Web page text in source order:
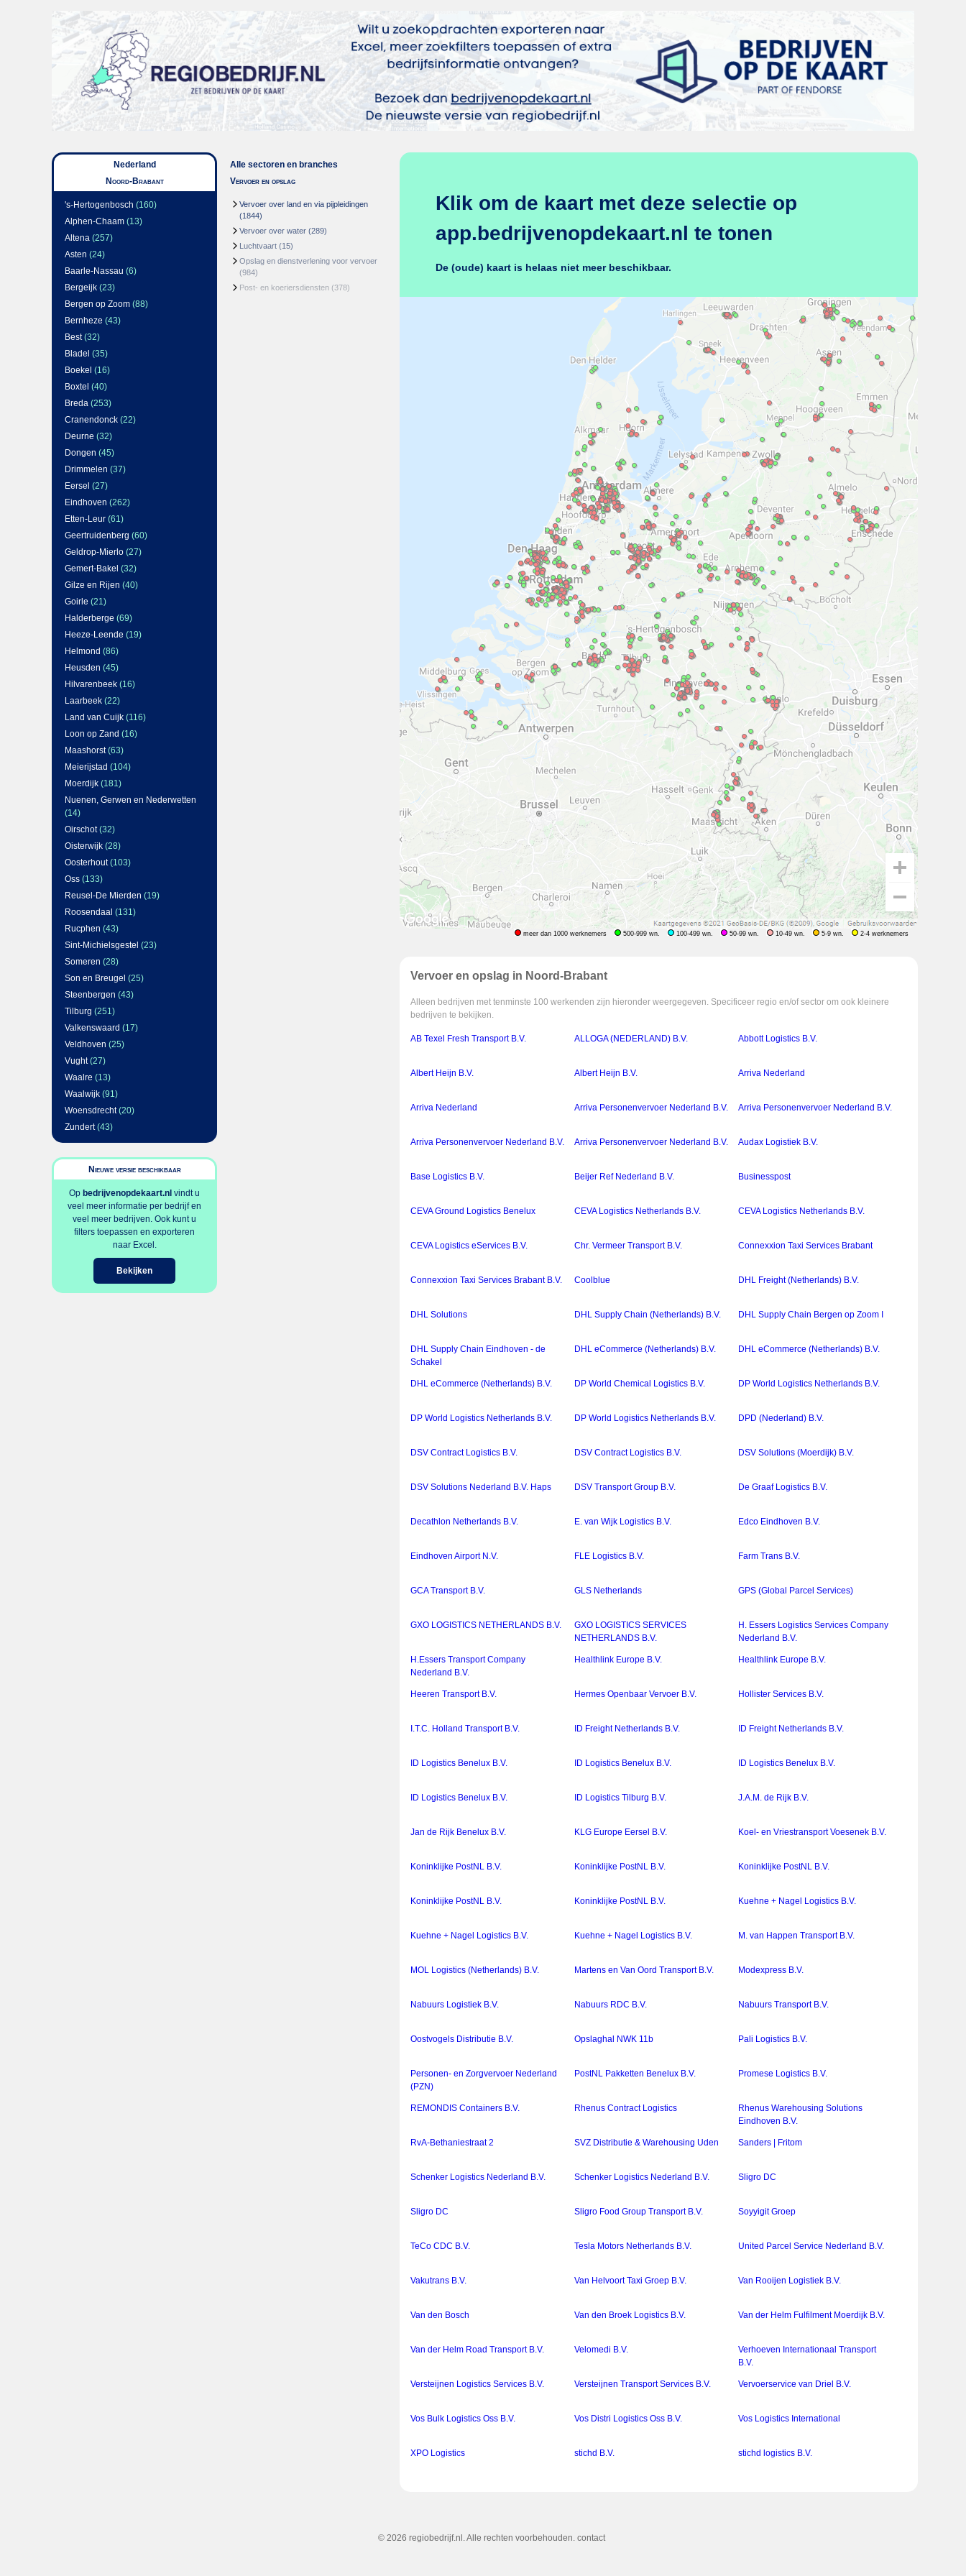
Nederland
Noord-Brabant
's-Hertogenbosch (160)
Alphen-Chaam (13)
Altena (257)
Asten (24)
Baarle-Nassau (6)
Bergeijk (23)
Bergen op Zoom (88)
Bernheze (43)
Best(32)
Bladel (35)
Boekel (16)
Boxtel (40)
Breda (253)
Cranendonck (22)
Deurne (32)
Dongen (45)
Drimmelen (37)
Eersel (27)
Eindhoven (262)
Etten-Leur (61)
Geertruidenberg (60)
Geldrop-Mierlo (27)
Gemert-Bakel (32)
Gilze en Rijen (40)
Goirle (21)
Halderberge (69)
Heeze-Leende (19)
Helmond (86)
Heusden (45)
Hilvarenbeek (16)
Laarbeek (22)
Land van Cuijk (116)
Loon op Zand (16)
Maashorst(63)
Meierijstad (104)
Moerdijk (181)
Nuenen, Gerwen en Nederwetten
(14)
Oirschot(32)
Oisterwijk (28)
Oosterhout(103)
Oss (133)
Reusel-De Mierden (19)
Roosendaal (131)
Rucphen (43)
Sint-Michielsgestel (23)
Someren (28)
Son en Breugel (25)
Steenbergen (43)
Tilburg (251)
Valkenswaard (17)
Veldhoven (25)
Vught(27)
Waalre (13)
Waalwijk (91)
Woensdrecht(20)
Zundert(43)
Nieuwe versie beschikbaar
Op bedrijvenopdekaart.nl vindt u
veel meer informatie per bedrijf en
veel meer bedrijven. Ook kunt u
filters toepassen en exporteren
naar Excel.
Bekijken
Alle sectoren en branches
Vervoer en opslag
Vervoer over land en via pijpleidingen
(1844)
Vervoer over water (289)
Luchtvaart (15)
Opslag en dienstverlening voor vervoer
(984)
Post- en koeriersdiensten (378)
Klik om de kaart met deze selectie op
app.bedrijvenopdekaart.nl te tonen
De (oude) kaart is helaas niet meer beschikbaar.
meer dan 1000 werknemers 500-999 wn. 100-499 wn. 50-99 wn. 10-49 wn. 5-9 wn. 2-4 werknemers
Vervoer en opslag in Noord-Brabant
Alleen bedrijven met tenminste 100 werkenden zijn hieronder weergegeven. Specificeer regio en/of sector om ook kleinere
bedrijven te bekijken.
AB Texel Fresh Transport B.V. ALLOGA (NEDERLAND) B.V. Abbott Logistics B.V.
Albert Heijn B.V. Albert Heijn B.V. Arriva Nederland
Arriva Nederland Arriva Personenvervoer Nederland B.V. Arriva Personenvervoer Nederland B.V.
Arriva Personenvervoer Nederland B.V. Arriva Personenvervoer Nederland B.V. Audax Logistiek B.V.
Base Logistics B.V. Beijer Ref Nederland B.V. Businesspost
CEVA Ground Logistics Benelux CEVA Logistics Netherlands B.V. CEVA Logistics Netherlands B.V.
CEVA Logistics eServices B.V. Chr. Vermeer Transport B.V. Connexxion Taxi Services Brabant
Connexxion Taxi Services Brabant B.V. Coolblue DHL Freight (Netherlands) B.V.
DHL Solutions DHL Supply Chain (Netherlands) B.V. DHL Supply Chain Bergen op Zoom I
DHL Supply Chain Eindhoven - de
Schakel
DHL eCommerce (Netherlands) B.V. DHL eCommerce (Netherlands) B.V.
DHL eCommerce (Netherlands) B.V. DP World Chemical Logistics B.V. DP World Logistics Netherlands B.V.
DP World Logistics Netherlands B.V. DP World Logistics Netherlands B.V. DPD (Nederland) B.V.
DSV Contract Logistics B.V. DSV Contract Logistics B.V. DSV Solutions (Moerdijk) B.V.
DSV Solutions Nederland B.V. Haps DSV Transport Group B.V. De Graaf Logistics B.V.
Decathlon Netherlands B.V. E. van Wijk Logistics B.V. Edco Eindhoven B.V.
Eindhoven Airport N.V. FLE Logistics B.V. Farm Trans B.V.
GCA Transport B.V. GLS Netherlands GPS (Global Parcel Services)
GXO LOGISTICS NETHERLANDS B.V.
GXO LOGISTICS SERVICES
NETHERLANDS B.V.
H. Essers Logistics Services Company
Nederland B.V.
H.Essers Transport Company
Nederland B.V.
Healthlink Europe B.V. Healthlink Europe B.V.
Heeren Transport B.V. Hermes Openbaar Vervoer B.V. Hollister Services B.V.
I.T.C. Holland Transport B.V. ID Freight Netherlands B.V. ID Freight Netherlands B.V.
ID Logistics Benelux B.V. ID Logistics Benelux B.V. ID Logistics Benelux B.V.
ID Logistics Benelux B.V. ID Logistics Tilburg B.V. J.A.M. de Rijk B.V.
Jan de Rijk Benelux B.V. KLG Europe Eersel B.V. Koel- en Vriestransport Voesenek B.V.
Koninklijke PostNL B.V. Koninklijke PostNL B.V. Koninklijke PostNL B.V.
Koninklijke PostNL B.V. Koninklijke PostNL B.V. Kuehne + Nagel Logistics B.V.
Kuehne + Nagel Logistics B.V. Kuehne + Nagel Logistics B.V. M. van Happen Transport B.V.
MOL Logistics (Netherlands) B.V. Martens en Van Oord Transport B.V. Modexpress B.V.
Nabuurs Logistiek B.V. Nabuurs RDC B.V. Nabuurs Transport B.V.
Oostvogels Distributie B.V. Opslaghal NWK 11b Pali Logistics B.V.
Personen- en Zorgvervoer Nederland
(PZN)
PostNL Pakketten Benelux B.V. Promese Logistics B.V.
REMONDIS Containers B.V. Rhenus Contract Logistics
Rhenus Warehousing Solutions
Eindhoven B.V.
RvA-Bethaniestraat 2 SVZ Distributie & Warehousing Uden Sanders | Fritom
Schenker Logistics Nederland B.V. Schenker Logistics Nederland B.V. Sligro DC
Sligro DC Sligro Food Group Transport B.V. Soyyigit Groep
TeCo CDC B.V. Tesla Motors Netherlands B.V. United Parcel Service Nederland B.V.
Vakutrans B.V. Van Helvoort Taxi Groep B.V. Van Rooijen Logistiek B.V.
Van den Bosch Van den Broek Logistics B.V. Van der Helm Fulfilment Moerdijk B.V.
Van der Helm Road Transport B.V. Velomedi B.V.
Verhoeven Internationaal Transport
B.V.
Versteijnen Logistics Services B.V. Versteijnen Transport Services B.V. Vervoerservice van Driel B.V.
Vos Bulk Logistics Oss B.V. Vos Distri Logistics Oss B.V. Vos Logistics International
XPO Logistics stichd B.V. stichd logistics B.V.
© 2026 regiobedrijf.nl. Alle rechten voorbehouden.contact